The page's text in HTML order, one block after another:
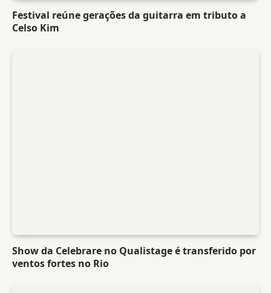
Festival reúne gerações da guitarra em tributo a
Celso Kim
Show da Celebrare no Qualistage é transferido por
ventos fortes no Rio